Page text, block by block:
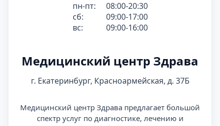
пн-пт:
08:00-20:30
сб:
09:00-17:00
вс:
09:00-16:00
Медицинский центр Здрава
г. Екатеринбург, Красноармейская, д. 37Б
Медицинский центр Здрава предлагает большой
спектр услуг по диагностике, лечению и